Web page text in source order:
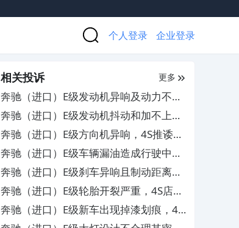
个人登录 企业登录
相关投诉 更多
奔驰（进口）E级发动机异响及动力不
足，厂家以过保为由不予维修
奔驰（进口）E级发动机抖动和加不上
油，要求换车或退款
奔驰（进口）E级方向机异响，4S推诿以
正常为由不予维修
奔驰（进口）E级车辆漏油造成行驶中急
停抱死，与4S协调处理无果
奔驰（进口）E级刹车异响且制动距离长
和天窗异响，厂商拒不处理
奔驰（进口）E级轮胎开裂严重，4S店店
大欺客不予处理
奔驰（进口）E级新车出现掉漆划痕，4S